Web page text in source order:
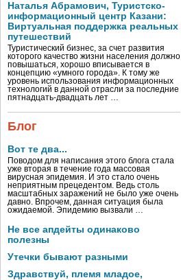
Наталья Абрамович, Туристско-
информационный центр Казани:
Виртуальная поддержка реальных
путешествий
Туристический бизнес, за счет развития
которого качество жизни населения должно
повышаться, хорошо вписывается в
концепцию «умного города». К тому же
уровень использования информационных
технологий в данной отрасли за последние
пятнадцать-двадцать лет …
Блог
Вот те два...
Поводом для написания этого блога стала
уже вторая в течение года массовая
вирусная эпидемия. И это стало очень
неприятным прецедентом. Ведь столь
масштабных заражений не было уже очень
давно. Впрочем, данная ситуация была
ожидаемой. Эпидемию вызвали …
Не все апдейты одинаково
полезны
Утечки бывают разными
Здравствуй, племя младое,